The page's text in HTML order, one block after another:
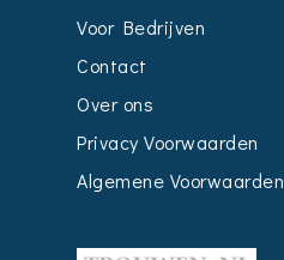
Voor Bedrijven
Contact
Over ons
Privacy Voorwaarden
Algemene Voorwaarden